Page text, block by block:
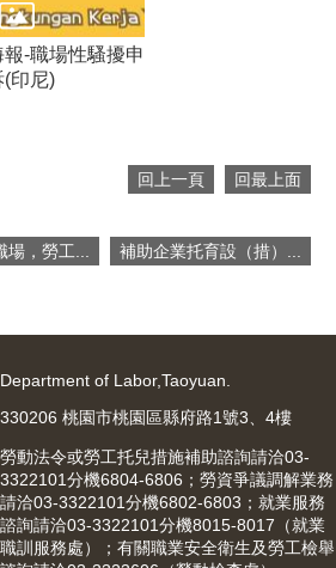
報-職場性騷擾申
(印尼)
回上一頁 回最上面
場，勞工... 補助企業托育設（措）...
Department of Labor,Taoyuan.
330206 桃園市桃園區縣府路1號3、4樓
勞動法令或勞工托兒措施補助諮詢請洽03-
3322101分機6804-6806；勞資爭議調解業務
請洽03-3322101分機6802-6803；就業服務
諮詢請洽03-3322101分機8015-8017（就業
職訓服務處）；有關職業安全衛生及勞工檢舉